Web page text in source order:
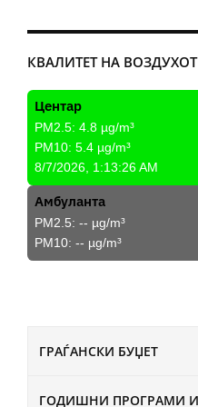
ГРАЃАНСКИ БУЏЕТ
ГОДИШНИ ПРОГРАМИ И
КВАЛИТЕТ НА ВОЗДУХОТ
Центар
PM2.5: 4.8 µg/m³
PM10: 5.4 µg/m³
8/7/2026, 1:13:26 AM
Амбуланта
PM2.5: -- µg/m³
PM10: -- µg/m³